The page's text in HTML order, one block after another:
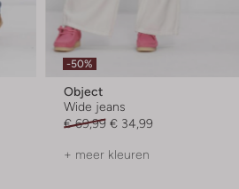
-50%
Object
Wide jeans
€ 69,99 € 34,99
+ meer kleuren